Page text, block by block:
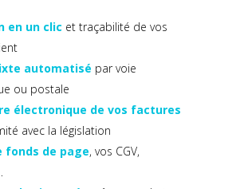
en un clic et traçabilité de vos
automatisé par voie
ou postale
électronique de vos factures
avec la législation
fonds de page, vos CGV,